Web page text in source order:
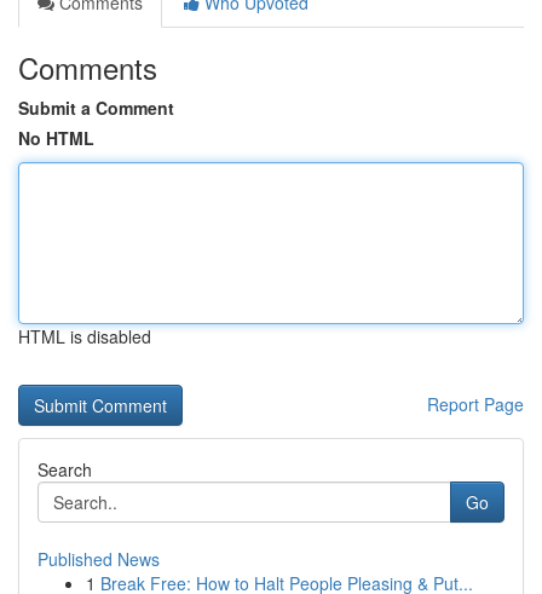
Comments
Submit a Comment
No HTML
HTML is disabled
Report Page
Search
Go
Published News
1 Break Free: How to Halt People Pleasing & Put...